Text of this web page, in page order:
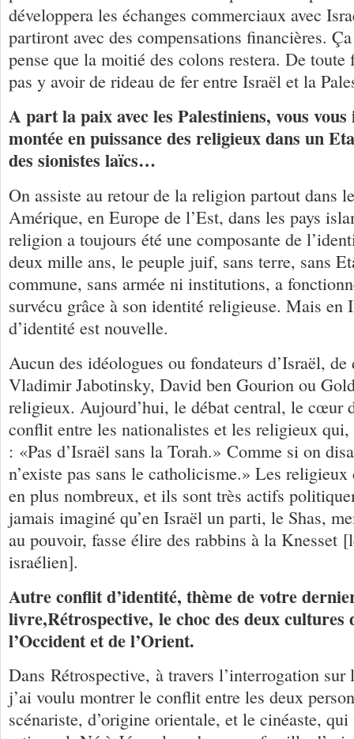
développera les échanges commerciaux avec
partiront avec des compensations financières.
pense que la moitié des colons restera. De
pas y avoir de rideau de fer entre Israël et la
A part la paix avec les Palestiniens, vous
montée en puissance des religieux dans un
des sionistes laïcs…
On assiste au retour de la religion partout dans
Amérique, en Europe de l’Est, dans les pays
religion a toujours été une composante de
deux mille ans, le peuple juif, sans terre, sans
commune, sans armée ni institutions, a
survécu grâce à son identité religieuse. Mais en
d’identité est nouvelle.
Aucun des idéologues ou fondateurs d’Israël,
Vladimir Jabotinsky, David ben Gourion ou
religieux. Aujourd’hui, le débat central, le cœur
conflit entre les nationalistes et les religieux
: «Pas d’Israël sans la Torah.» Comme si on
n’existe pas sans le catholicisme.» Les
en plus nombreux, et ils sont très actifs
jamais imaginé qu’en Israël un parti, le Shas,
au pouvoir, fasse élire des rabbins à la Knesset
israélien].
Autre conflit d’identité, thème de votre
livre,Rétrospective, le choc des deux cultures
l’Occident et de l’Orient.
Dans Rétrospective, à travers l’interrogation sur
j’ai voulu montrer le conflit entre les deux
scénariste, d’origine orientale, et le cinéaste,